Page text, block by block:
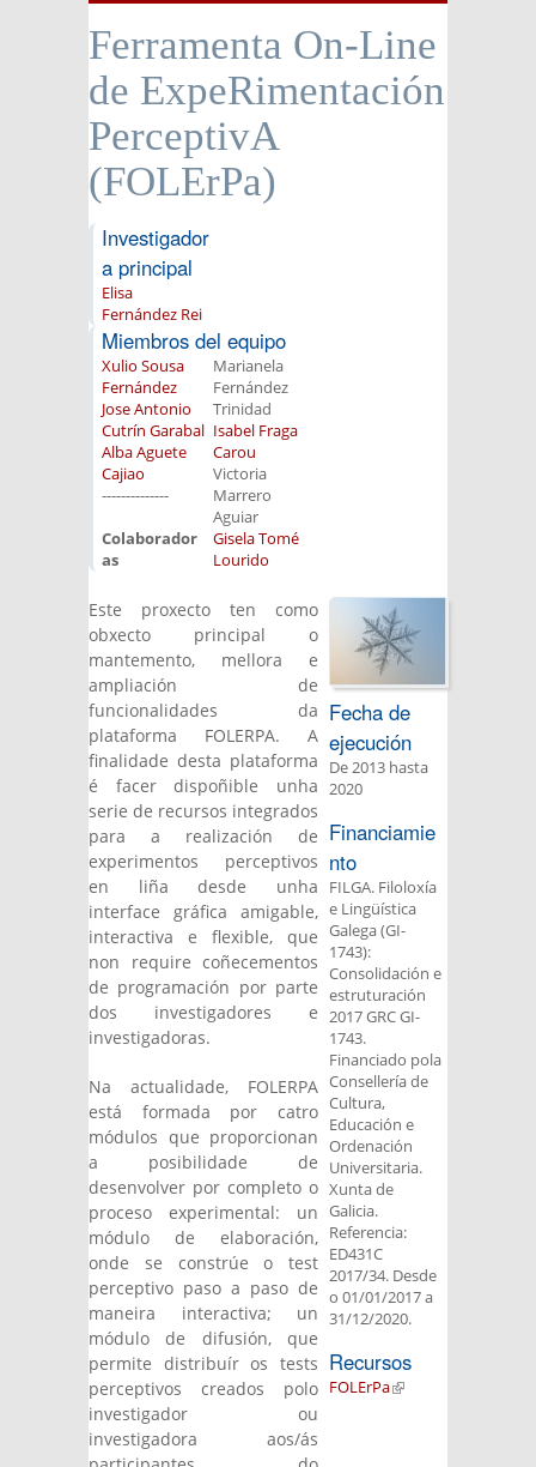
Ferramenta On-Line
de ExpeRimentación
PerceptivA
(FOLErPa)
Investigador
a principal
Elisa
Fernández Rei
Miembros del equipo
Xulio Sousa
Fernández
Jose Antonio
Cutrín Garabal
Alba Aguete
Cajiao
--------------
Colaborador
as
Marianela
Fernández
Trinidad
Isabel Fraga
Carou
Victoria
Marrero
Aguiar
Gisela Tomé
Lourido
Este proxecto ten como
obxecto principal o
mantemento, mellora e
ampliación de
funcionalidades da
plataforma FOLERPA. A
finalidade desta plataforma
é facer dispoñible unha
serie de recursos integrados
para a realización de
experimentos perceptivos
en liña desde unha
interface gráfica amigable,
interactiva e flexible, que
non require coñecementos
de programación por parte
dos investigadores e
investigadoras.
Na actualidade, FOLERPA
está formada por catro
módulos que proporcionan
a posibilidade de
desenvolver por completo o
proceso experimental: un
módulo de elaboración,
onde se constrúe o test
perceptivo paso a paso de
maneira interactiva; un
módulo de difusión, que
permite distribuír os tests
perceptivos creados polo
investigador ou
investigadora aos/ás
Fecha de
ejecución
De2013 hasta
2020
Financiamie
nto
FILGA. Filoloxía
e Lingüística
Galega (GI-
1743):
Consolidación e
estruturación
2017 GRC GI-
1743.
Financiado pola
Consellería de
Cultura,
Educación e
Ordenación
Universitaria.
Xunta de
Galicia.
Referencia:
ED431C
2017/34. Desde
o 01/01/2017 a
31/12/2020.
Recursos
FOLErPa(link is